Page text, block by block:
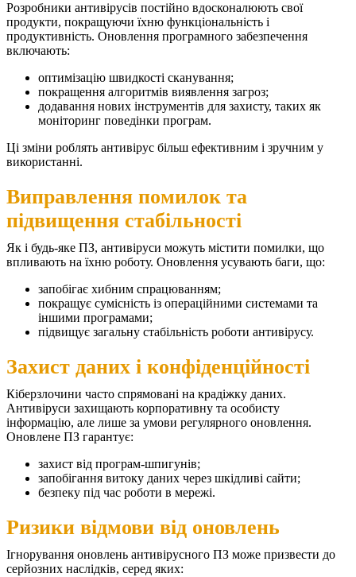
Розробники антивірусів постійно вдосконалюють свої
продукти, покращуючи їхню функціональність і
продуктивність. Оновлення програмного забезпечення
включають:
оптимізацію швидкості сканування;
покращення алгоритмів виявлення загроз;
додавання нових інструментів для захисту, таких як
моніторинг поведінки програм.
Ці зміни роблять антивірус більш ефективним і зручним у
використанні.
Виправлення помилок та
підвищення стабільності
Як і будь-яке ПЗ, антивіруси можуть містити помилки, що
впливають на їхню роботу. Оновлення усувають баги, що:
запобігає хибним спрацюванням;
покращує сумісність із операційними системами та
іншими програмами;
підвищує загальну стабільність роботи антивірусу.
Захист даних і конфіденційності
Кіберзлочини часто спрямовані на крадіжку даних.
Антивіруси захищають корпоративну та особисту
інформацію, але лише за умови регулярного оновлення.
Оновлене ПЗ гарантує:
захист від програм-шпигунів;
запобігання витоку даних через шкідливі сайти;
безпеку під час роботи в мережі.
Ризики відмови від оновлень
Ігнорування оновлень антивірусного ПЗ може призвести до
серйозних наслідків, серед яких: